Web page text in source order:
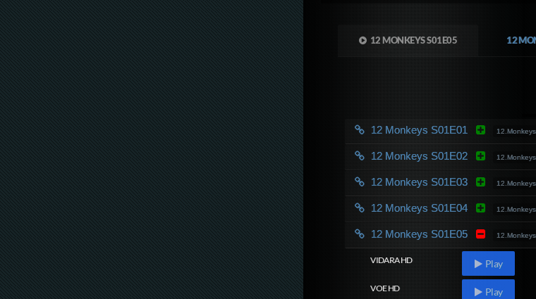
12 MONKEYS S01E05 12
12 Monkeys S01E01
12 Monkeys S01E02
12 Monkeys S01E03
12 Monkeys S01E04
12 Monkeys S01E05
VIDARA HD Play
VOE HD Play